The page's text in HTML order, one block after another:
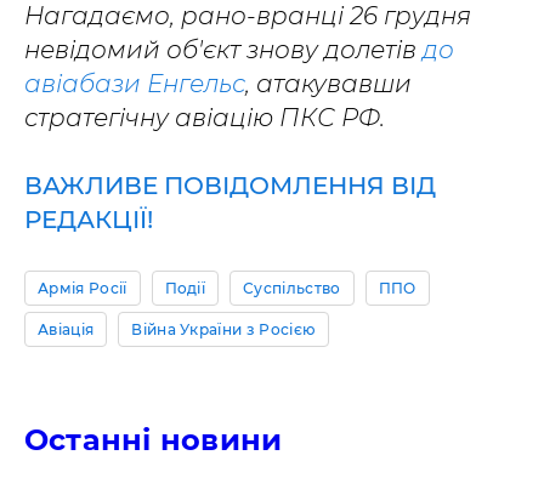
Нагадаємо, рано-вранці 26 грудня
невідомий об'єкт знову долетівдо
авіабази Енгельс, атакувавши
стратегічну авіацію ПКС РФ.
ВАЖЛИВЕ ПОВІДОМЛЕННЯ ВІД
РЕДАКЦІЇ!
Армія Росії Події Суспільство ППО
Авіація Війна України з Росією
Останні новини